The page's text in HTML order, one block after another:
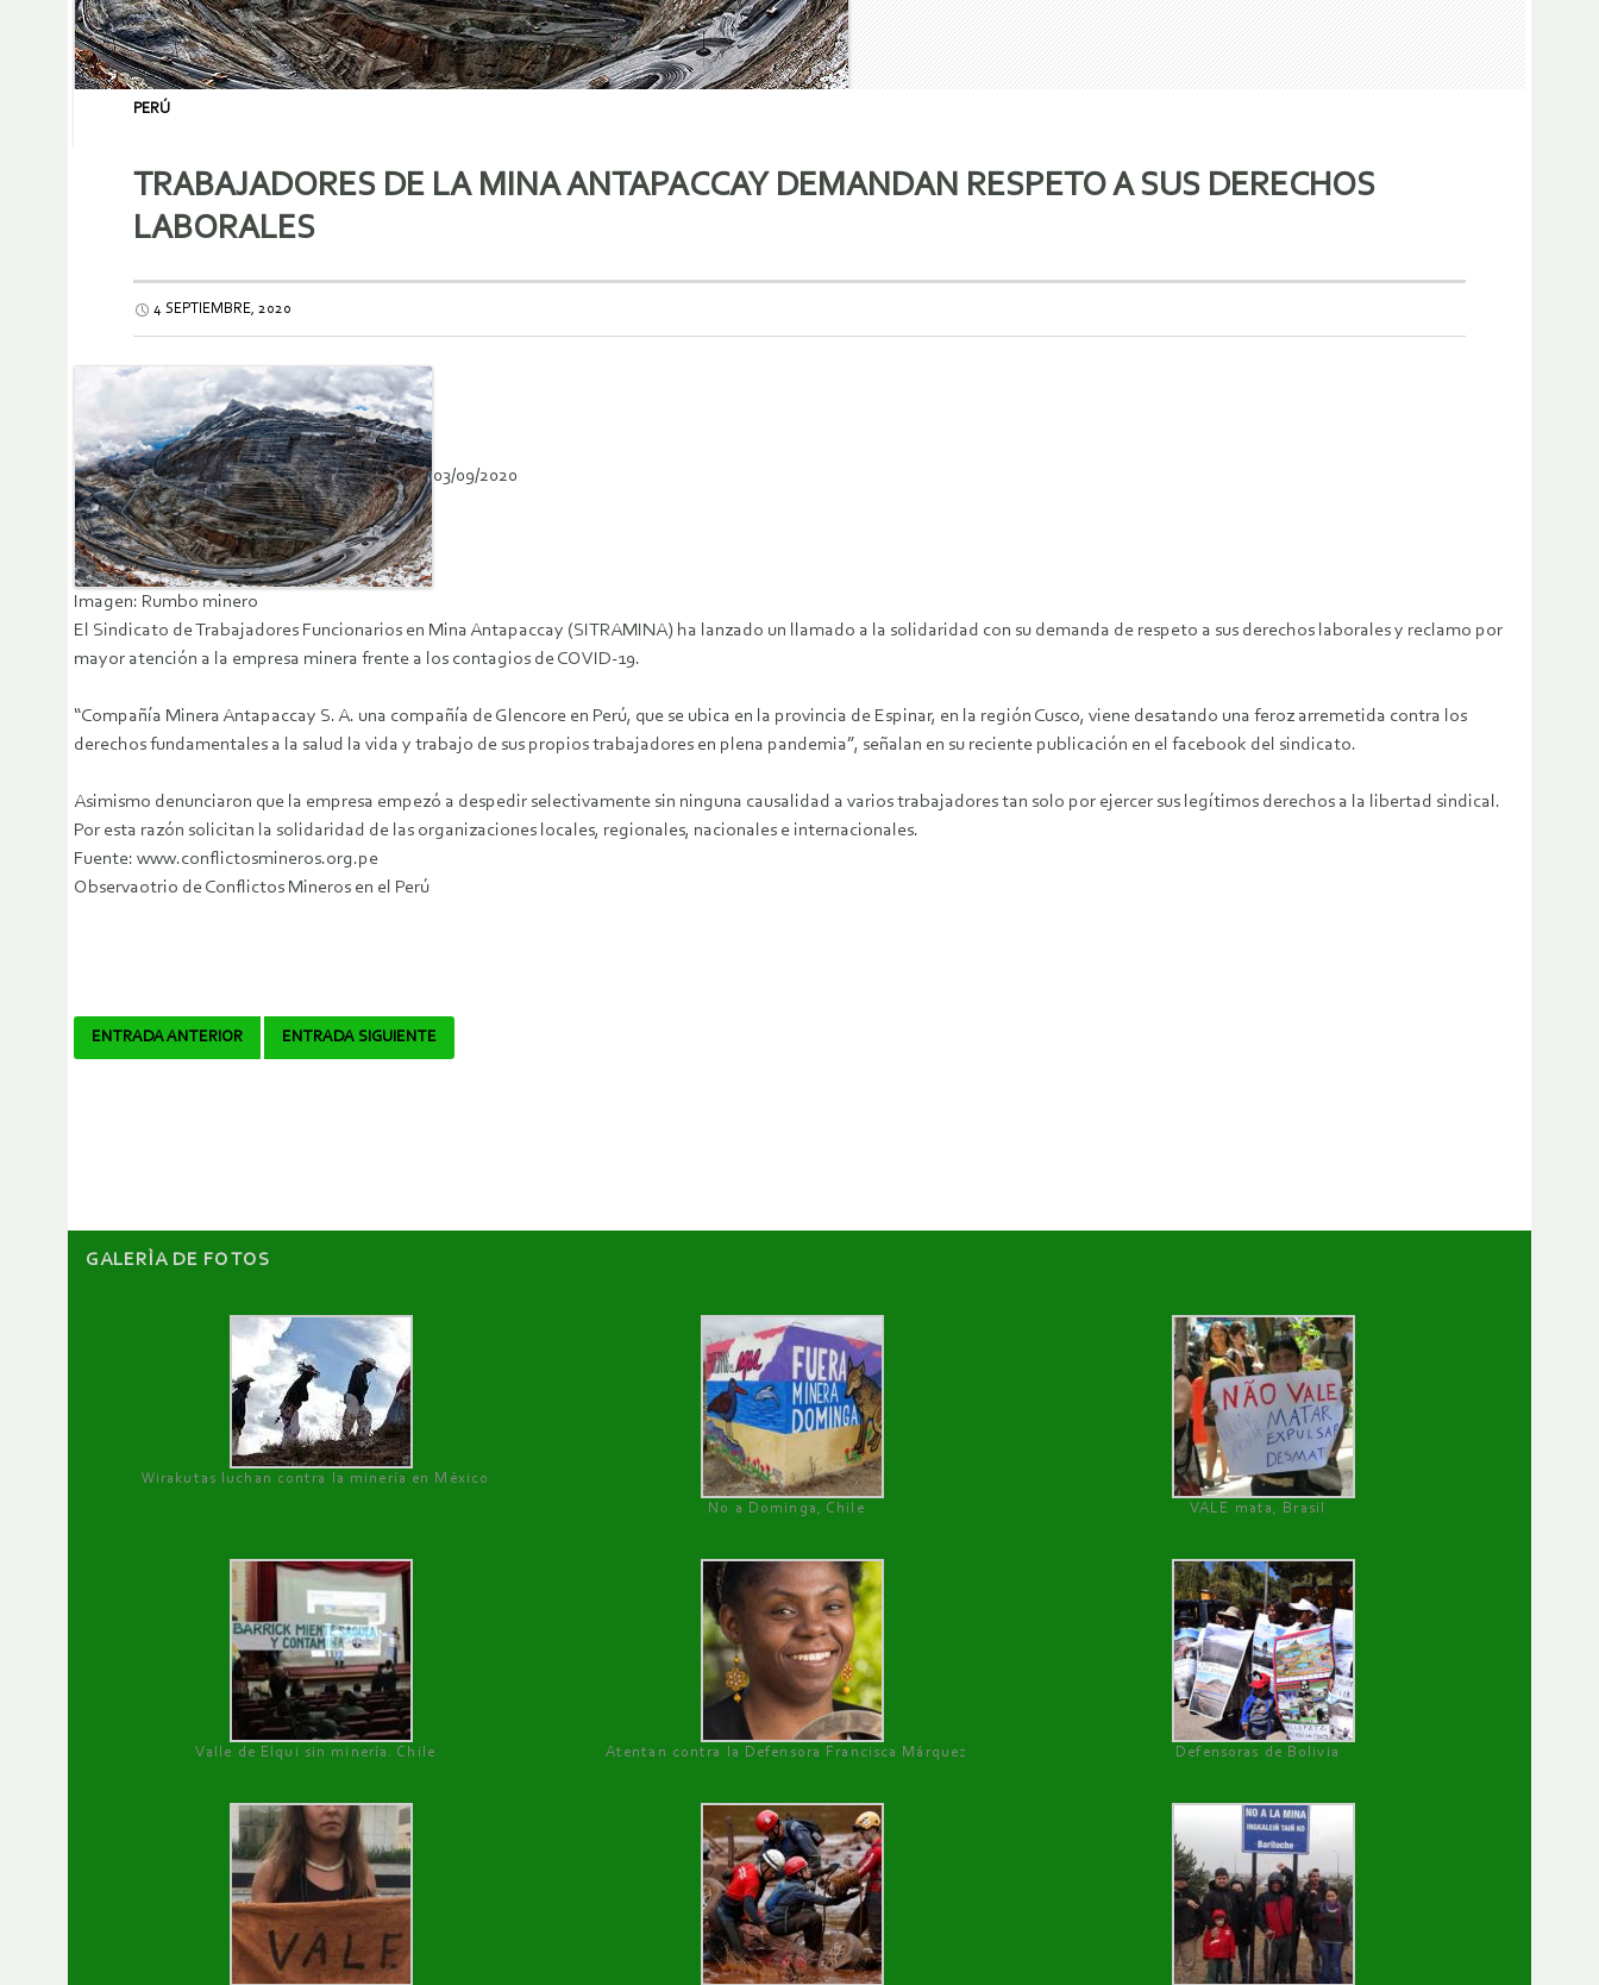
PERÚ
TRABAJADORES DE LA MINA ANTAPACCAY DEMANDAN RESPETO A SUS DERECHOS
LABORALES
4 SEPTIEMBRE, 2020
03/09/2020
Imagen: Rumbo minero
El Sindicato de Trabajadores Funcionarios en Mina Antapaccay (SITRAMINA) ha lanzado un llamado a la solidaridad con su demanda de respeto a sus derechos laborales y reclamo por
mayor atención a la empresa minera frente a los contagios de COVID-19.
“Compañía Minera Antapaccay S. A. una compañía de Glencore en Perú, que se ubica en la provincia de Espinar, en la región Cusco, viene desatando una feroz arremetida contra los
derechos fundamentales a la salud la vida y trabajo de sus propios trabajadores en plena pandemia”, señalan en su reciente publicación en el facebook del sindicato.
Asimismo denunciaron que la empresa empezó a despedir selectivamente sin ninguna causalidad a varios trabajadores tan solo por ejercer sus legítimos derechos a la libertad sindical.
Por esta razón solicitan la solidaridad de las organizaciones locales, regionales, nacionales e internacionales.
Fuente: www.conflictosmineros.org.pe
Observaotrio de Conflictos Mineros en el Perú
Navegador
ENTRADA ANTERIOR ENTRADA SIGUIENTE
GALERÌA DE FOTOS
Wirakutas luchan contra la minería en México
No a Dominga, Chile
VALE mata, Brasil
Valle de Elqui sin minería. Chile Atentan contra la Defensora Francisca Márquez Defensoras de Bolivia